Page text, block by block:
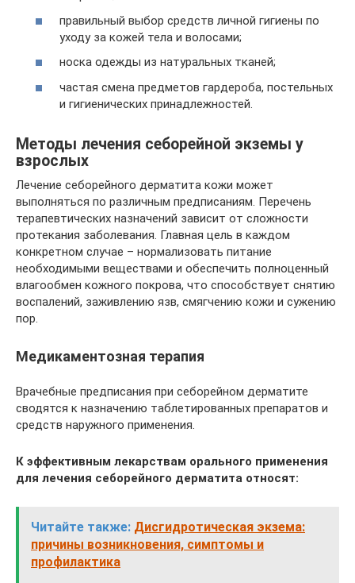
правильный выбор средств личной гигиены по
уходу за кожей тела и волосами;
носка одежды из натуральных тканей;
частая смена предметов гардероба, постельных
и гигиенических принадлежностей.
Методы лечения себорейной экземы у
взрослых
Лечение себорейного дерматита кожи может
выполняться по различным предписаниям. Перечень
терапевтических назначений зависит от сложности
протекания заболевания. Главная цель в каждом
конкретном случае – нормализовать питание
необходимыми веществами и обеспечить полноценный
влагообмен кожного покрова, что способствует снятию
воспалений, заживлению язв, смягчению кожи и сужению
пор.
Медикаментозная терапия
Врачебные предписания при себорейном дерматите
сводятся к назначению таблетированных препаратов и
средств наружного применения.
К эффективным лекарствам орального применения
для лечения себорейного дерматита относят:
Читайте также: Дисгидротическая экзема:
причины возникновения, симптомы и
профилактика